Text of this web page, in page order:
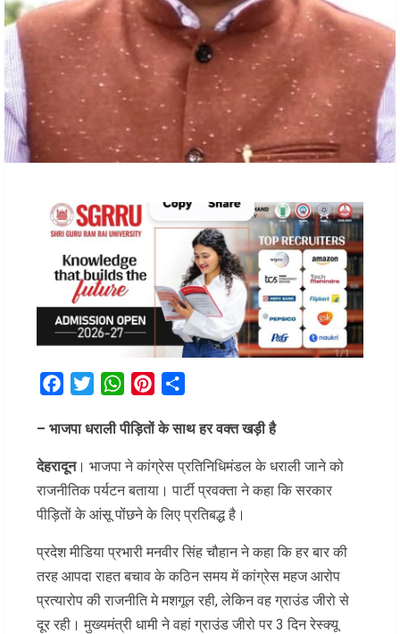
FacebookTwitterWhatsAppPinterest
– भाजपा धराली पीड़ितों के साथ हर वक्त खड़ी है
देहरादून। भाजपा ने कांग्रेस प्रतिनिधिमंडल के धराली जाने को
राजनीतिक पर्यटन बताया। पार्टी प्रवक्ता ने कहा कि सरकार
पीड़ितों के आंसू पोंछने के लिए प्रतिबद्ध है।
प्रदेश मीडिया प्रभारी मनवीर सिंह चौहान ने कहा कि हर बार की
तरह आपदा राहत बचाव के कठिन समय में कांग्रेस महज आरोप
प्रत्यारोप की राजनीति मे मशगूल रही, लेकिन वह ग्राउंड जीरो से
दूर रही। मुख्यमंत्री धामी ने वहां ग्राउंड जीरो पर 3 दिन रेस्क्यू